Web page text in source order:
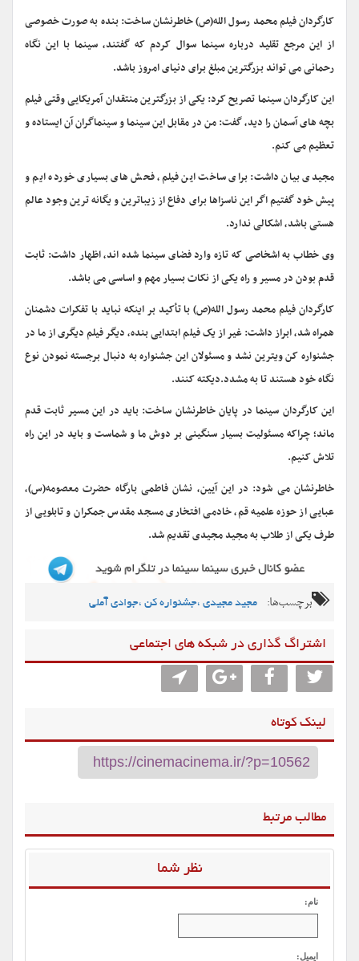
کارگردان فیلم محمد رسول الله(ص) خاطرنشان ساخت: بنده به صورت خصوصی
از این مرجع تقلید درباره سینما سوال کردم که گفتند، سینما با این نگاه
رحمانی می تواند بزرگترین مبلغ برای دنیای امروز باشد.
این کارگردان سینما تصریح کرد: یکی از بزرگترین منتقدان آمریکایی وقتی فیلم
بچه های آسمان را دید، گفت: من در مقابل این سینما و سینماگران آن ایستاده و
تعظیم می کنم.
مجیدی بیان داشت: برای ساخت این فیلم، فحش های بسیاری خورده ایم و
پیش خود گفتیم اگر این ناسزاها برای دفاع از زیباترین و یگانه ترین وجود عالم
هستی باشد، اشکالی ندارد.
وی خطاب به اشخاصی که تازه وارد فضای سینما شده اند، اظهار داشت: ثابت
قدم بودن در مسیر و راه یکی از نکات بسیار مهم و اساسی می باشد.
کارگردان فیلم محمد رسول الله(ص) با تأکید بر اینکه نباید با تفکرات دشمنان
همراه شد، ابراز داشت: غیر از یک فیلم ابتدایی بنده، دیگر فیلم دیگری از ما در
جشنواره کن ویترین نشد و مسئولان این جشنواره به دنبال برجسته نمودن نوع
نگاه خود هستند تا به مشدد.دیکته کنند.
این کارگردان سینما در پایان خاطرنشان ساخت: باید در این مسیر ثابت قدم
ماند؛ چراکه مسئولیت بسیار سنگینی بر دوش ما و شماست و باید در این راه
تلاش کنیم.
خاطرنشان می شود: در این آیین، نشان فاطمی بارگاه حضرت معصومه(س)،
عبایی از حوزه علمیه قم، خادمی افتخاری مسجد مقدس جمکران و تابلویی از
طرف یکی از طلاب به مجید مجیدی تقدیم شد.
برچسب‌ها: مجید مجیدی ،جشنواره کن ،جوادی آملی
اشتراگ گذاری در شبکه های اجتماعی
لینک کوتاه
مطالب مرتبط
نظر شما
نام:
ایمیل: